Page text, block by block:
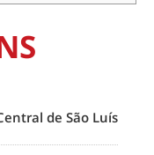
de São Luís